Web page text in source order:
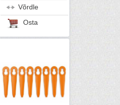
Võrdle
Osta